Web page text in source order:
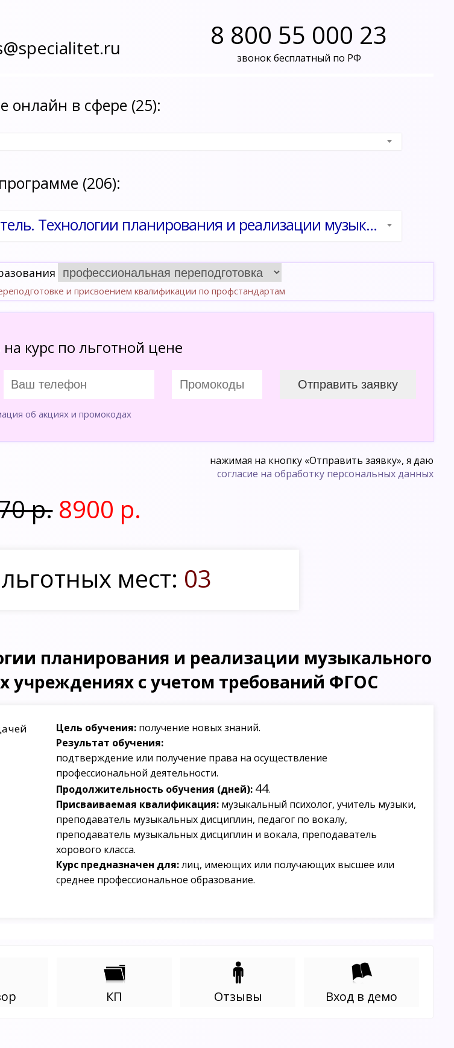
8 800 55 000 23
звонок бесплатный по РФ
онлайн в сфере (25):
(206):
Музыкальный руководитель. Технологии планирования и реализации музыкального образования в образовательных учреждениях с учетом требований ФГОС
и присвоением квалификации по профстандартам
курс по льготной цене
об акциях и промокодах
нажимая на кнопку «Отправить заявку», я даю
согласие на обработку персональных данных
р. 8900 р.
мест: 03
планирования и реализации музыкального
учреждениях с учетом требований ФГОС
Цель обучения: получение новых знаний.
Результат обучения:
подтверждение или получение права на осуществление
профессиональной деятельности.
Продолжительность обучения (дней): 44.
Присваиваемая квалификация: музыкальный психолог, учитель музыки,
преподаватель музыкальных дисциплин, педагог по вокалу,
преподаватель музыкальных дисциплин и вокала, преподаватель
хорового класса.
Курс предназначен для:лиц, имеющих или получающих высшее или
среднее профессиональное образование.
КП Отзывы Вход в демо